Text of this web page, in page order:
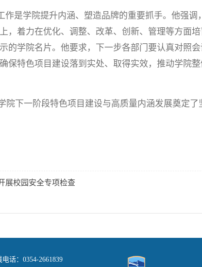
是学院提升内涵、塑造品牌的重要抓手。他强调
，着力在优化、调整、改革、创新、管理等方面
的学院名片。他要求，下一步各部门要认真对照
保特色项目建设落到实处、取得实效，推动学院
院下一阶段特色项目建设与高质量内涵发展奠定了
展校园安全专项检查
话：0354-2661839